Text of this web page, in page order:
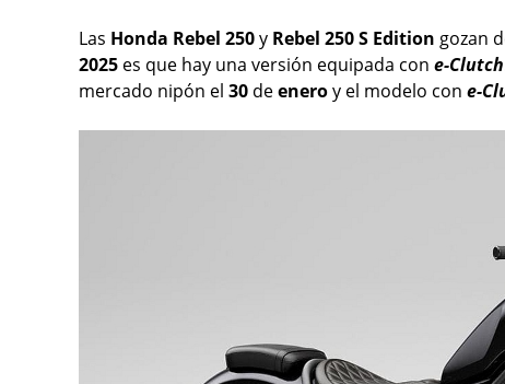
Las Honda Rebel 250y Rebel 250 S Edition gozan
2025 es que hay una versión equipada con e-Clutch
mercado nipón el 30 deeneroy el modelo con e-